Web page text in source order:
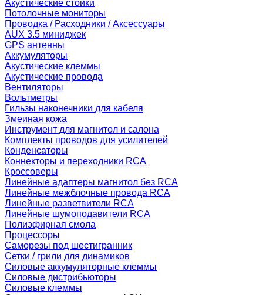
Акустические стойки
Потолочные мониторы
Проводка / Расходники / Аксессуары
AUX 3.5 миниджек
GPS антенны
Аккумуляторы
Акустические клеммы
Акустические провода
Вентиляторы
Вольтметры
Гильзы наконечники для кабеля
Змеиная кожа
Инструмент для магнитол и салона
Комплекты проводов для усилителей
Конденсаторы
Коннекторы и переходники RCA
Кроссоверы
Линейные адаптеры магнитол без RCA
Линейные межблочные провода RCA
Линейные разветвители RCA
Линейные шумоподавители RCA
Полиэфирная смола
Процессоры
Саморезы под шестигранник
Сетки / грили для динамиков
Силовые аккумуляторные клеммы
Силовые дистрибьюторы
Силовые клеммы